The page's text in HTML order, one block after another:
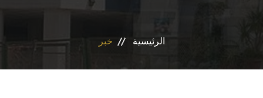
الرئيسية خبر